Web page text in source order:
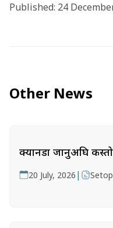
Published: 24
Other News
क्यानडा जानुअघि
20 July, 2026 |